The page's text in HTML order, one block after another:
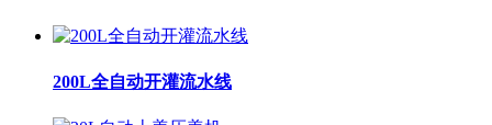
200L全自动开灌流水线